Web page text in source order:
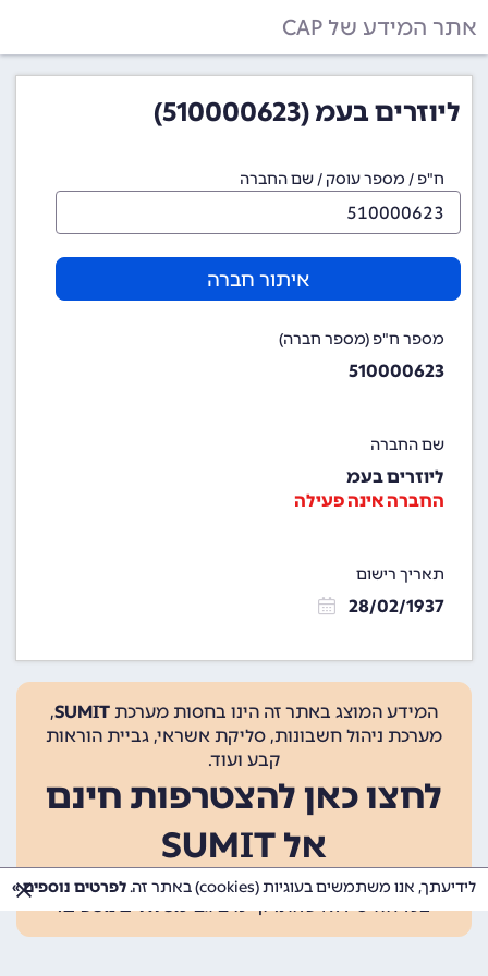
אתר המידע של CAP
ליוזרים בעמ (510000623)
ח"פ / מספר עוסק / שם החברה
איתור חברה
מספר ח"פ (מספר חברה)
510000623
שם החברה
ליוזרים בעמ
החברה אינה פעילה
תאריך רישום
28/02/1937
המידע המוצג באתר זה הינו בחסות מערכת SUMIT
,
מערכת ניהול חשבונות, סליקת אשראי, גביית הוראות
קבע ועוד.
לחצו כאן להצטרפות חינם
אל SUMIT
ההצטרפות אינה כרוכה בתשלום, ומאפשרת 10 פעולות
בכל חודש ללא עלות. קיימים גםמסלולים נוספים.
לידיעתך, אנו משתמשים בעוגיות (cookies) באתר זה. לפרטים נוספים »